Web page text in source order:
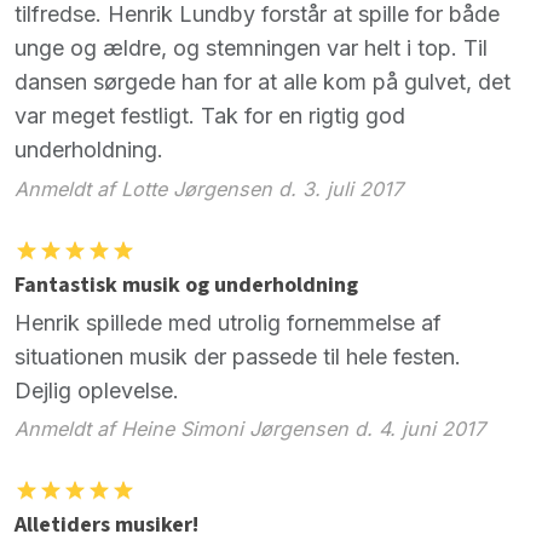
tilfredse. Henrik Lundby forstår at spille for både
unge og ældre, og stemningen var helt i top. Til
dansen sørgede han for at alle kom på gulvet, det
var meget festligt. Tak for en rigtig god
underholdning.
Anmeldt af Lotte Jørgensen d. 3. juli 2017
Fantastisk musik og underholdning
Henrik spillede med utrolig fornemmelse af
situationen musik der passede til hele festen.
Dejlig oplevelse.
Anmeldt af Heine Simoni Jørgensen d. 4. juni 2017
Alletiders musiker!